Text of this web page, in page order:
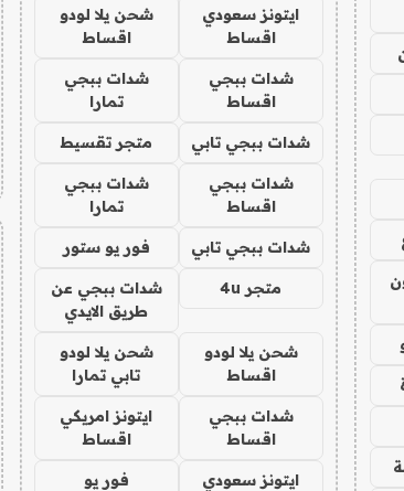
ايتونز سعودي
اقساط
شحن يلا لودو
اقساط
شدات ببجي
اقساط
شدات ببجي
تمارا
شدات ببجي تابي متجر تقسيط
شدات ببجي
اقساط
شدات ببجي
تمارا
شدات ببجي تابي فور يو ستور
متجر 4u
شدات ببجي عن
طريق الايدي
شحن يلا لودو
اقساط
شحن يلا لودو
تابي تمارا
شدات ببجي
اقساط
ايتونز امريكي
اقساط
ايتونز سعودي
فور يو